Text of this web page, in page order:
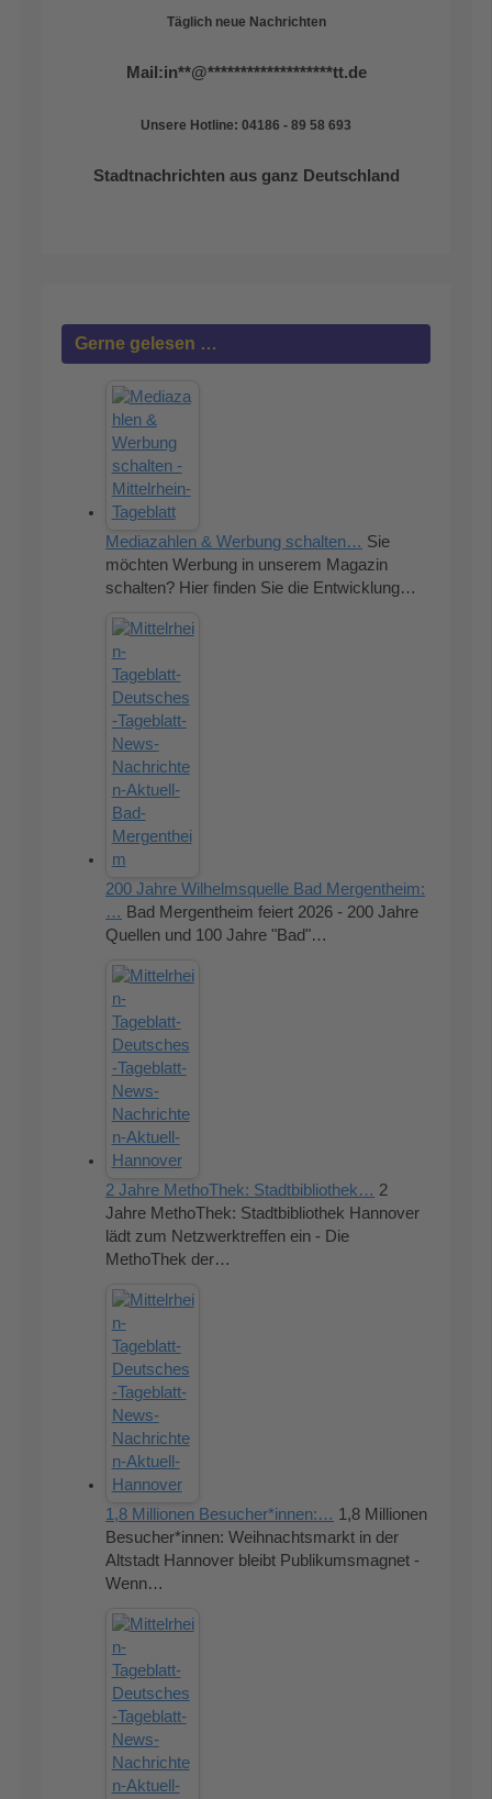
Täglich neue Nachrichten
Mail:in**@*******************tt.de
Unsere Hotline: 04186 - 89 58 693
Stadtnachrichten aus ganz Deutschland
Gerne gelesen …
Mediazahlen & Werbung schalten… Sie
möchten Werbung in unserem Magazin
schalten? Hier finden Sie die Entwicklung…
200 Jahre Wilhelmsquelle Bad Mergentheim:
… Bad Mergentheim feiert 2026 - 200 Jahre
Quellen und 100 Jahre "Bad"…
2 Jahre MethoThek: Stadtbibliothek… 2
Jahre MethoThek: Stadtbibliothek Hannover
lädt zum Netzwerktreffen ein - Die
MethoThek der…
1,8 Millionen Besucher*innen:… 1,8 Millionen
Besucher*innen: Weihnachtsmarkt in der
Altstadt Hannover bleibt Publikumsmagnet -
Wenn…